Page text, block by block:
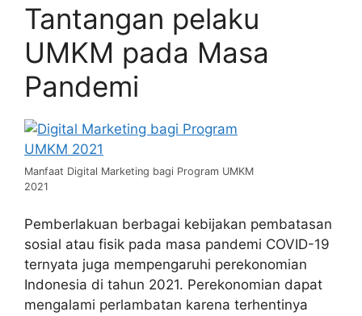
Tantangan pelaku
UMKM pada Masa
Pandemi
Manfaat Digital Marketing bagi Program UMKM
2021
Pemberlakuan berbagai kebijakan pembatasan
sosial atau fisik pada masa pandemi COVID-19
ternyata juga mempengaruhi perekonomian
Indonesia di tahun 2021. Perekonomian dapat
mengalami perlambatan karena terhentinya